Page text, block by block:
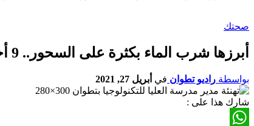
صحتك
أبرزها شرب الماء بكثرة على السحور.. 9 أخطاء شائعة برمضان
بواسطة راديو تطوان في أبريل 27, 2021
شارك هذا على :